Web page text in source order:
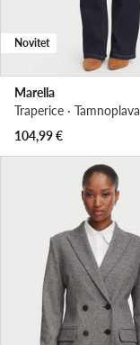
Novitet
Marella
104,99€